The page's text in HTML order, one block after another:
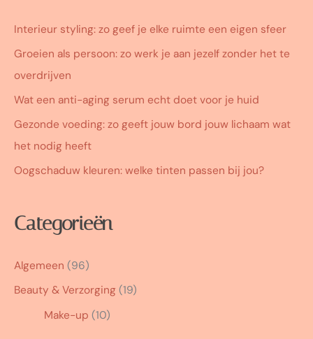
Interieur styling: zo geef je elke ruimte een eigen sfeer
Groeien als persoon: zo werk je aan jezelf zonder het te
overdrijven
Wat een anti-aging serum echt doet voor je huid
Gezonde voeding: zo geeft jouw bord jouw lichaam wat
het nodig heeft
Oogschaduw kleuren: welke tinten passen bij jou?
Categorieën
Algemeen (96)
Beauty & Verzorging (19)
Make-up (10)